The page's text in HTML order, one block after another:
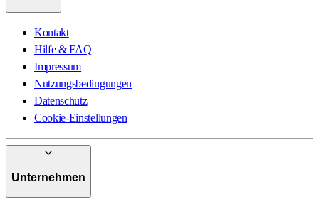
Kontakt
Hilfe & FAQ
Impressum
Nutzungsbedingungen
Datenschutz
Cookie-Einstellungen
Unternehmen